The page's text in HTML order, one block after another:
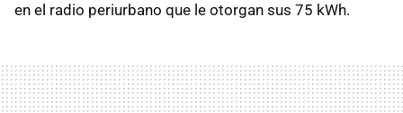
en el radio periurbano que le otorgan sus 75 kWh.